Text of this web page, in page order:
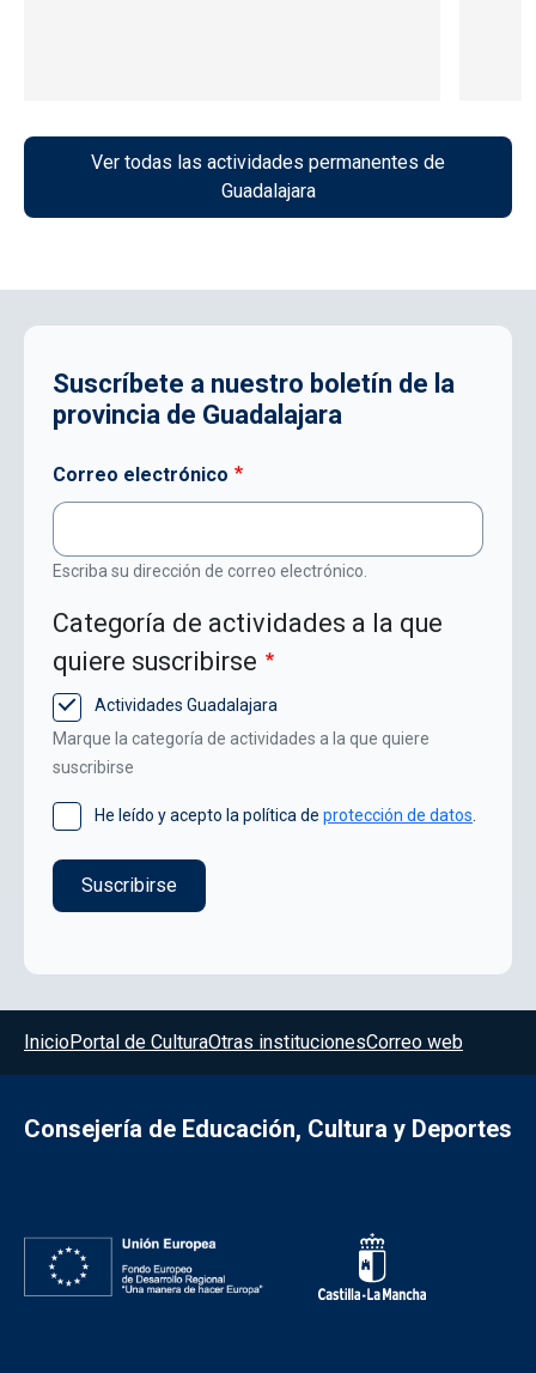
Ver todas las actividades permanentes de
Guadalajara
Suscríbete a nuestro boletín de la
provincia de Guadalajara
Correo electrónico
Escriba su dirección de correo electrónico.
Categoría de actividades a la que
quiere suscribirse
Actividades Guadalajara
Marque la categoría de actividades a la que quiere
suscribirse
He leído y acepto la política de protección de datos
Menú del pie
InicioPortal de CulturaOtras institucionesCorreo web
Consejería de Educación, Cultura y Deportes